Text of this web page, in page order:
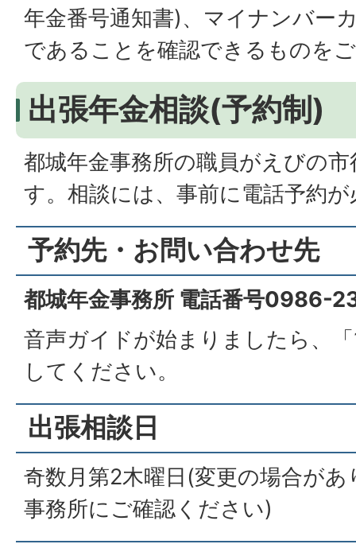
年金番号通知書)、マイナンバー
であることを確認できるものを
出張年金相談(予約制)
都城年金事務所の職員がえびの
す。相談には、事前に電話予約
予約先・お問い合わせ先
都城年金事務所 電話番号0986-
音声ガイドが始まりましたら、
してください。
出張相談日
奇数月第2木曜日(変更の場合が
事務所にご確認ください)